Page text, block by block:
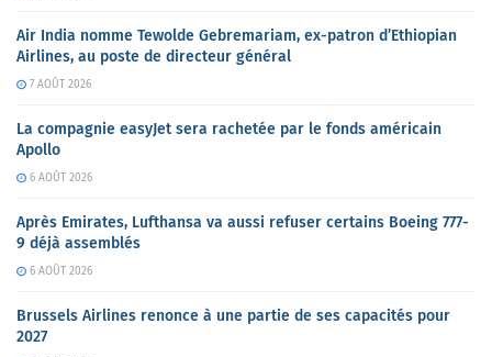
Air India nomme Tewolde Gebremariam, ex-patron d’Ethiopian
Airlines, au poste de directeur général
7 AOÛT 2026
La compagnie easyJet sera rachetée par le fonds américain
Apollo
6 AOÛT 2026
Après Emirates, Lufthansa va aussi refuser certains Boeing 777-
9 déjà assemblés
6 AOÛT 2026
Brussels Airlines renonce à une partie de ses capacités pour
2027